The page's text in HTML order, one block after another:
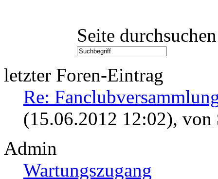
Seite durchsuchen
letzter Foren-Eintrag
Re:
(15.06.2012 12:02), von
Admin
Wartungszugang